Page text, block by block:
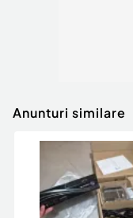
Anunturi similare